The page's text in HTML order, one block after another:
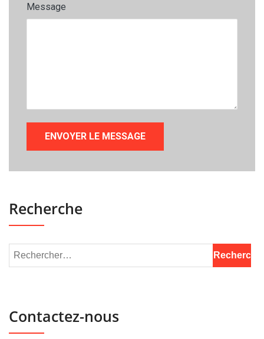
Message
Recherche
Contactez-nous